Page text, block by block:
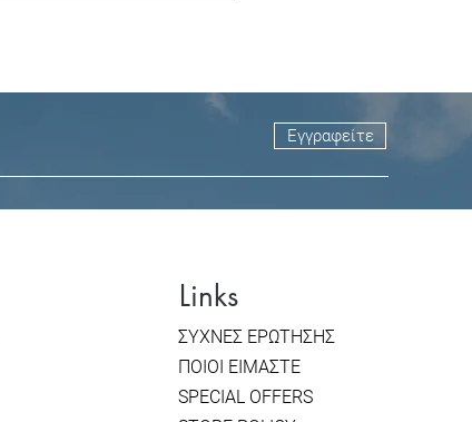
Εγγραφείτε
Links
ΣΥΧΝΕΣ ΕΡΩΤΗΣΗΣ
ΠΟΙΟΙ ΕΙΜΑΣΤΕ
SPECIAL OFFERS